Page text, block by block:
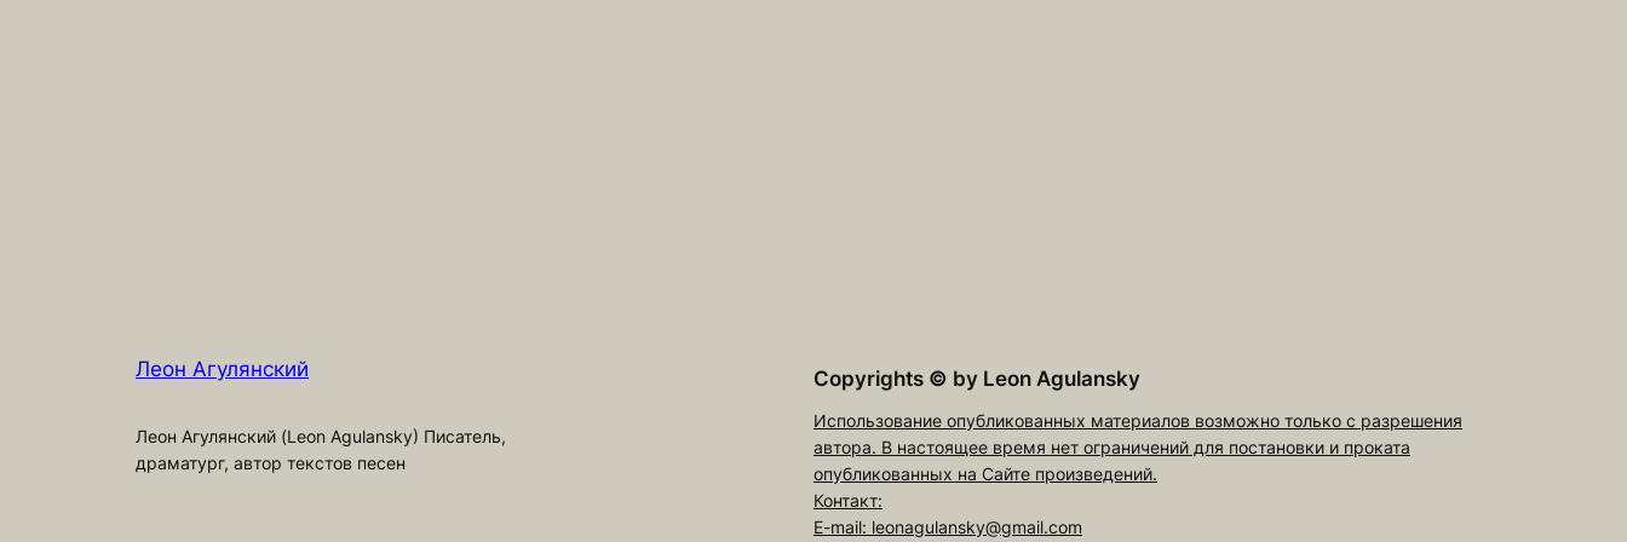
Леон Агулянский
Леон Агулянский (Leon Agulansky) Писатель,
драматург, автор текстов песен
Copyrights © by Leon Agulansky
Использование опубликованных материалов возможно только с разрешения
автора. В настоящее время нет ограничений для постановки и проката
опубликованных на Сайте произведений.
Контакт:
E-mail: leonagulansky@gmail.com